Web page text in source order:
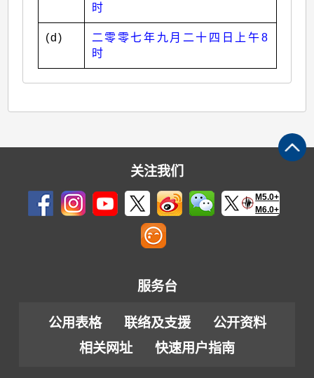
时
(d)
二零零七年九月二十四日上午8
时
关注我们
M5.0+
M6.0+
服务台
公用表格 联络及支援
公开资料
相关网址
快速用户指南